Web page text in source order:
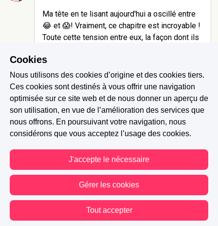
Ma tête en te lisant aujourd'hui a oscillé entre
😂 et 😱! Vraiment, ce chapitre est incroyable !
Toute cette tension entre eux, la façon dont ils
0 J'aime Répondre Signaler
Cookies
Nous utilisons des cookies d’origine et des cookies tiers.
Ces cookies sont destinés à vous offrir une navigation
optimisée sur ce site web et de nous donner un aperçu de
son utilisation, en vue de l’amélioration des services que
nous offrons. En poursuivant votre navigation, nous
considérons que vous acceptez l’usage des cookies.
J'accepte le nécessaire
Gérer les cookies
Tout accepter